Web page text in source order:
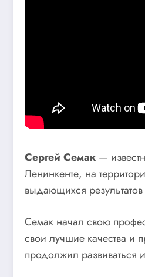
Сергей Семак —
Ленинкенте, на
выдающихся
Семак начал свою
свои лучшие качества и
продолжил развиваться